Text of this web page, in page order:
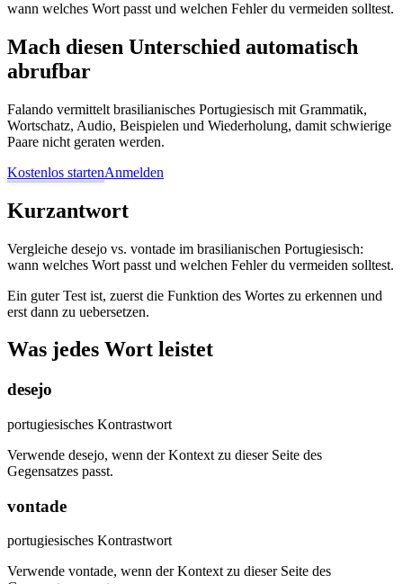
wann welches Wort passt und welchen Fehler du vermeiden solltest.
Mach diesen Unterschied automatisch
abrufbar
Falando vermittelt brasilianisches Portugiesisch mit Grammatik,
Wortschatz, Audio, Beispielen und Wiederholung, damit schwierige
Paare nicht geraten werden.
Kostenlos startenAnmelden
Kurzantwort
Vergleiche desejo vs. vontade im brasilianischen Portugiesisch:
wann welches Wort passt und welchen Fehler du vermeiden solltest.
Ein guter Test ist, zuerst die Funktion des Wortes zu erkennen und
erst dann zu uebersetzen.
Was jedes Wort leistet
desejo
portugiesisches Kontrastwort
Verwende desejo, wenn der Kontext zu dieser Seite des
Gegensatzes passt.
vontade
portugiesisches Kontrastwort
Verwende vontade, wenn der Kontext zu dieser Seite des